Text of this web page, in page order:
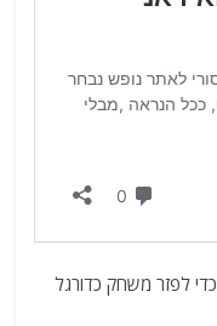
*- צבא תוניסיה משתמש במסוק בל 205 כדי לפזר משחק כדורגל